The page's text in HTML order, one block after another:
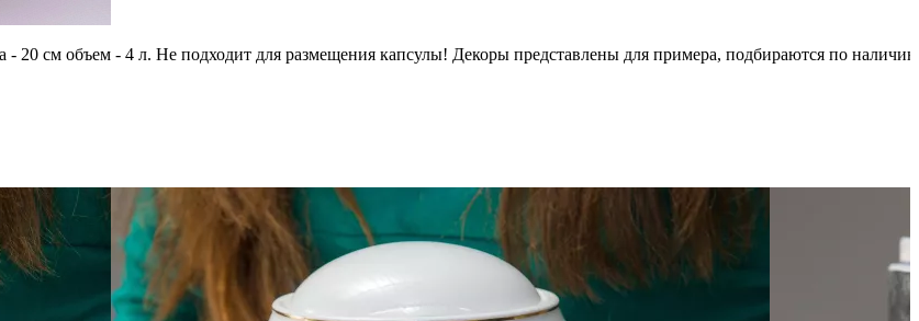
20 см объем - 4 л. Не подходит для размещения капсулы! Декоры представлены для примера, подбираются по